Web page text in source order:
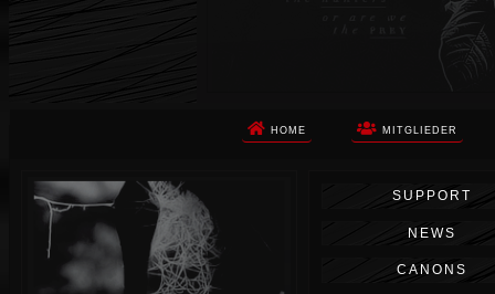
HOME MITGLIEDER
Die Apokalypse. Das ist das Wort,
das Ihnen in den Sinn kommt, als
Sie auf dem Boden aufwachen, Ihr
Körper schmerzt und Ihr Geist
wird von alptraumhaften
Erinnerungen überflutet. Vor
SUPPORT
NEWS
CANONS